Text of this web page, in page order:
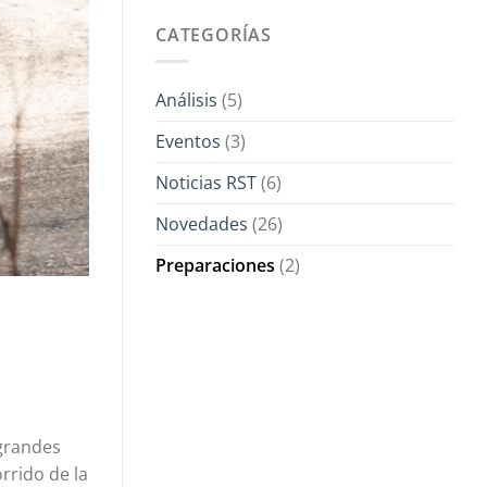
de la
CATEGORÍAS
Análisis (5)
Eventos (3)
Noticias RST(6)
Novedades (26)
Preparaciones (2)